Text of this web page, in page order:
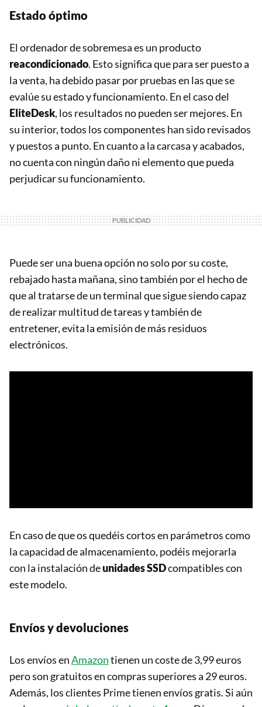
Estado óptimo
El ordenador de sobremesa es un producto
reacondicionado. Esto significa que para ser puesto a
la venta, ha debido pasar por pruebas en las que se
evalúe su estado y funcionamiento. En el caso del
EliteDesk, los resultados no pueden ser mejores. En
su interior, todos los componentes han sido revisados
y puestos a punto. En cuanto a la carcasa y acabados,
no cuenta con ningún daño ni elemento que pueda
perjudicar su funcionamiento.
Puede ser una buena opción no solo por su coste,
rebajado hasta mañana, sino también por el hecho de
que al tratarse de un terminal que sigue siendo capaz
de realizar multitud de tareas y también de
entretener, evita la emisión de más residuos
electrónicos.
En caso de que os quedéis cortos en parámetros como
la capacidad de almacenamiento, podéis mejorarla
con la instalación deunidades SSDcompatibles con
este modelo.
Envíos y devoluciones
Los envíos enAmazontienen un coste de 3,99 euros
pero son gratuitos en compras superiores a 29 euros.
Además, los clientes Prime tienen envíos gratis. Si aún